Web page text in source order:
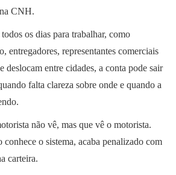
CNH.
os dias para trabalhar, como
entregadores, representantes comerciais
deslocam entre cidades, a conta pode sair
falta clareza sobre onde e quando a
não vê, mas que vê o motorista.
conhece o sistema, acaba penalizado com
carteira.